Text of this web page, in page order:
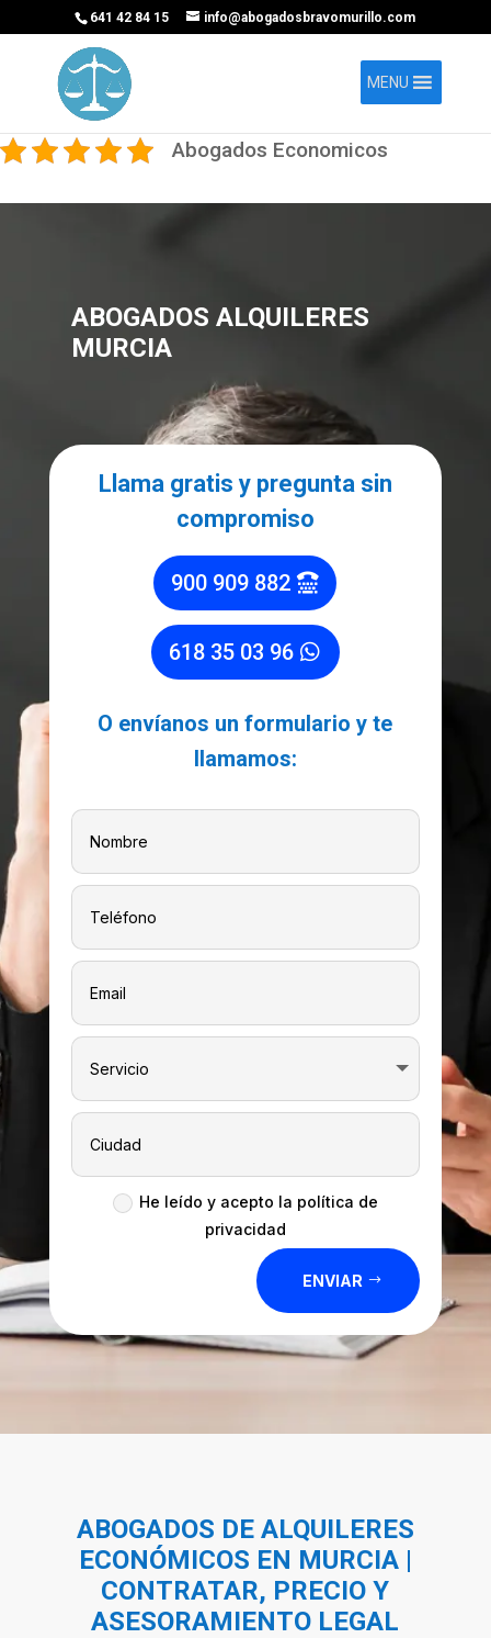
641 42 84 15 info@abogadosbravomurillo.com
MENU
Abogados Economicos
ABOGADOS ALQUILERES
MURCIA
Llama gratis y pregunta sin
compromiso
900 909 882
618 35 03 96
O envíanos un formulario y te
llamamos:
He leído y acepto la política de
privacidad
ENVIAR
ABOGADOS DE ALQUILERES
ECONÓMICOS EN MURCIA |
CONTRATAR, PRECIO Y
ASESORAMIENTO LEGAL